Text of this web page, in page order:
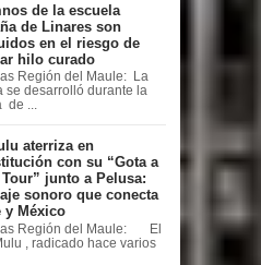
de la escuela
de Linares son
en el riesgo de
hilo curado
Región del Maule: La
se desarrolló durante la
...
aterriza en
con su “Gota a
junto a Pelusa:
sonoro que conecta
y México
Región del Maule: El
, radicado hace varios